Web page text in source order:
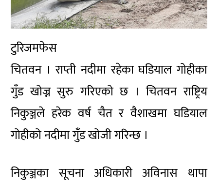
टुरिजमफेस
चितवन । राप्ती नदीमा रहेका घडियाल गोहीका
गुँड खोज्न सुरु गरिएको छ । चितवन राष्ट्रिय
निकुञ्जले हरेक वर्ष चैत र वैशाखमा घडियाल
गोहीको नदीमा गुँड खोजी गरिन्छ ।
निकुञ्जका सूचना अधिकारी अविनास थापा